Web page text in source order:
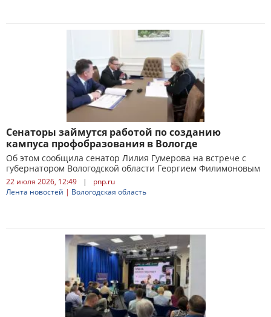
Сенаторы займутся работой по созданию
кампуса профобразования в Вологде
Об этом сообщила сенатор Лилия Гумерова на встрече с
губернатором Вологодской области Георгием Филимоновым
22 июля 2026, 12:49 |
pnp.ru
Лента новостей | Вологодская область